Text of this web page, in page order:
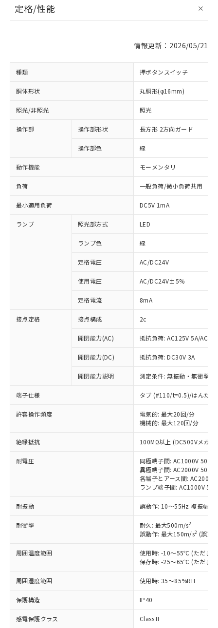
定格/性能
情報更新：2026/05/21
種類 押ボタンスイッチ
胴体形状 丸胴形(φ16mm)
照光/非照光 照光
操作部 操作部形状 長方形 2方向ガード
操作部色 緑
動作機能 モーメンタリ
負荷 一般負荷/微小負荷共用
最小適用負荷 DC5V 1mA
ランプ 照光部方式 LED
ランプ色 緑
定格電圧 AC/DC24V
使用電圧 AC/DC24V±5%
定格電流 8mA
接点定格 接点構成 2c
開閉能力(AC) 抵抗負荷: AC125V 5A/
開閉能力(DC) 抵抗負荷: DC30V 3A
開閉能力説明 測定条件: 無振動・無衝撃
端子仕様 タブ (#110/t=0.5)/はんだづ
許容操作頻度
電気的: 最大20回/分
機械的: 最大120回/分
絶縁抵抗 100MΩ以上 (DC500Vメガ)
耐電圧
同極端子間: AC1000V 50/
異極端子間: AC2000V 50/
各端子とアース間:
ランプ端子間: AC1000V
耐振動 誤動作: 10～55Hz 複振幅
耐衝撃 耐久: 最大500m/s2
誤動作: 最大150m/s2 (誤動
周囲温度範囲
使用時: -10～55℃ (ただし
保存時: -25～65℃ (ただし
周囲湿度範囲 使用時: 35～85%RH
保護構造 IP40
感電保護クラス Class II
以下の条件をお読みいただき、同意のうえ
本サービスは、当社制御機器事業取扱
(税抜)を提供させていただくもので
当社制御機器事業取扱商品の中には、
本サービスの対象外となる商品もある
ことをご了承ください。
在庫状況および標準価格照会結果は、
記載している更新日時点での社内デー
タに基づき作成されるものであり、閲
覧された時点での実際の在庫および標
準価格とは異なる場合があることをご
※1 対応状況
対応済み：EU RoHS指令（10物質）の
非含有に対応した製品が提供可能な商品で
対応予定：EU RoHS指令（10物質）の非含
有に対応した製品に切り替える予定のある
対応予定なし：EU RoHS指令（10物質）の
非含有に非対応の商品で、対応品を出す予
調査・確認中：EU RoHS指令（10物質）の
非含有の対応状況を調査中または確認中の
非該当品：ライセンス料など無形物で、有
害物質有無と関係のない商品です。
仕入先様の事情により、非含有部品として
いたものが、含有品と判明した場合などや
むを得ず変更することがあります。
*EU RoHS指令（10物質）：
鉛(Pb) 1000ppm以下、 水銀(Hg) 1000ppm以下、 カド
六価クロム(Cr(Ⅵ)) 1000ppm以下、ポリ臭化ビフェニル
「○」：最大均質材料含有率が中国RoHSの
基準値以下であることを示します。
「×」：最大均質材料含有率が中国RoHSの
基準値を超えていることを示します。
「－」：未確認です。当社販売部門へお問
い合わせください。
*中国RoHS10物質の基準値 (GB/T26572)：
ム) : 100ppm、
当社は、これら貴社製品のうち、外国
為替および外国貿易法に定める商品
（以下｢規制貨物等」という）を輸出
または国外への提供する場合は、日本
国政府の輸出許可(または役務取引許
可)を取得するなどの必要な手続きを